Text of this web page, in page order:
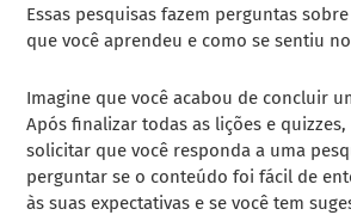
Essas pesquisas fazem perguntas
que você aprendeu e como se sentiu
Imagine que você acabou de concluir
Após finalizar todas as lições e
solicitar que você responda a uma
perguntar se o conteúdo foi fácil de
às suas expectativas e se você tem